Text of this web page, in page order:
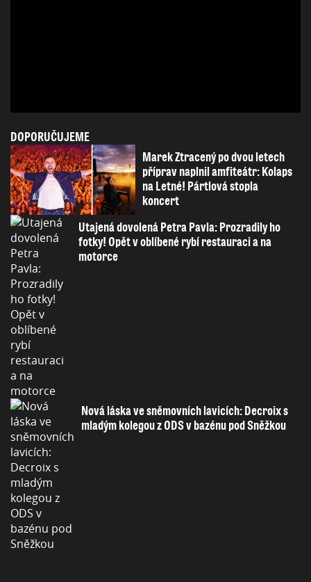
DOPORUČUJEME
Marek Ztracený po dvou letech
příprav naplnil amfiteátr: Kolaps
na Letné! Pártlová stopla
koncert
Utajená dovolená Petra Pavla: Prozradily ho
fotky! Opět v oblíbené rybí restauraci a na
motorce
Nová láska ve sněmovních lavicích: Decroix s
mladým kolegou z ODS v bazénu pod Sněžkou